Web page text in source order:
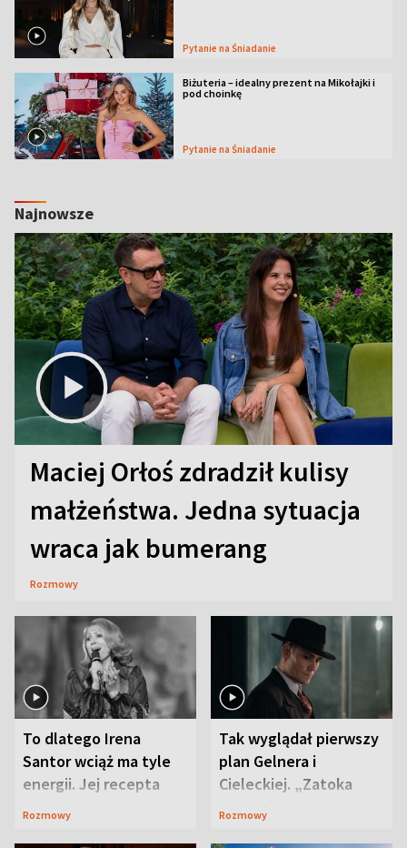
Pytanie na Śniadanie
Biżuteria – idealny prezent na Mikołajki i
pod choinkę
Pytanie na Śniadanie
Najnowsze
Maciej Orłoś zdradził kulisy
małżeństwa. Jedna sytuacja
wraca jak bumerang
Rozmowy
To dlatego Irena
Santor wciąż ma tyle
energii. Jej recepta
jest zaskakująco
Rozmowy
Tak wyglądał pierwszy
plan Gelnera i
Cieleckiej. „Zatoka
szpiegów” od razu ich
Rozmowy